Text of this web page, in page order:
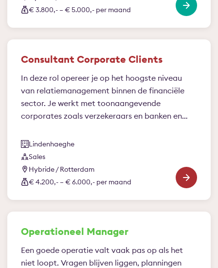
€ 3.800,- – € 5.000,- per maand
Consultant Corporate Clients
In deze rol opereer je op het hoogste niveau
van relatiemanagement binnen de financiële
sector. Je werkt met toonaangevende
corporates zoals verzekeraars en banken en
sparringpartner. Je kijkt verder dan de vraag
van vandaag, signaleert ontwikkelingen en
vertaalt deze naar kansen en richting voor de
toekomst.
Lindenhaeghe
Sales
Hybride / Rotterdam
€ 4.200,- – € 6.000,- per maand
Operationeel Manager
Een goede operatie valt vaak pas op als het
niet loopt. Vragen blijven liggen, planningen